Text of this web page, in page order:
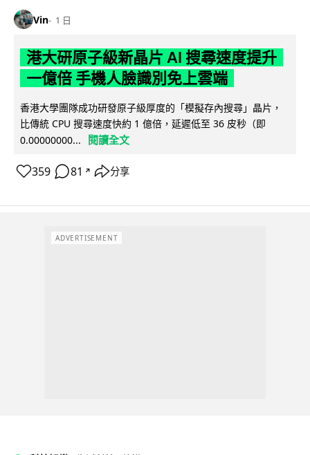
Vin 1 日
港大研原子級新晶片 AI 搜尋速度提升
一億倍 手機人臉識別免上雲端
香港大學團隊成功研發原子級厚度的「模擬存內搜尋」晶片，
比傳統 CPU 搜尋速度快約 1 億倍，延遲低至 36 皮秒（即
0.00000000...
閱讀全文
359 81 ↗ 分享
ADVERTISEMENT